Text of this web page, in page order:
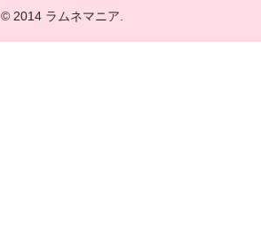
© 2014 ラムネマニア.